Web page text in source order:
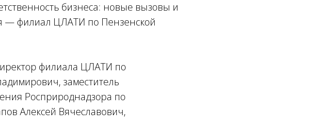
бизнеса: новые вызовы и
— филиал ЦЛАТИ по Пензенской
филиала ЦЛАТИ по
заместитель
Росприроднадзора по
Алексей Вячеславович,